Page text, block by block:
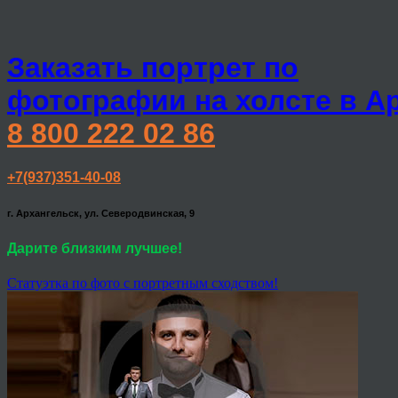
Заказать портрет по
фотографии на холсте в
8 800 222 02 86
+7(937)351-40-08
г. Архангельск, ул. Северодвинская, 9
Дарите близким лучшее!
Статуэтка по фото с портретным сходством!